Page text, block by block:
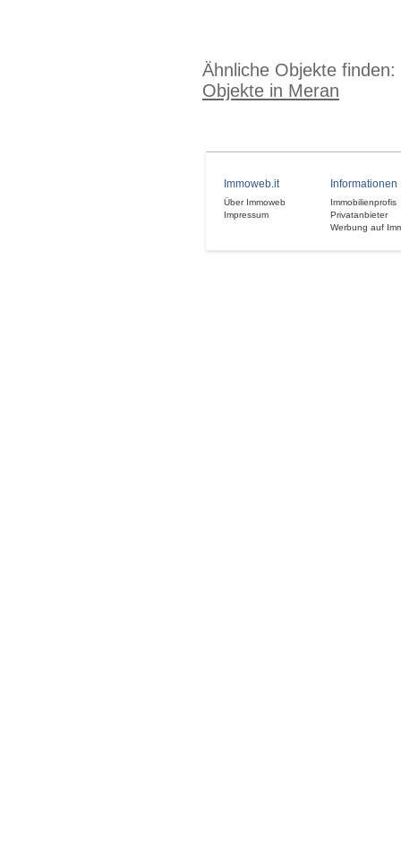
Ähnliche Objekte finden:
Objekte in Meran
Immoweb.it
Über Immoweb
Impressum
Informationen
Immobilienprofis
Privatanbieter
Werbung auf